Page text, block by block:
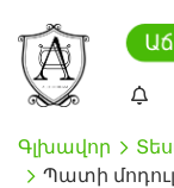
Գլխավոր
Պատի